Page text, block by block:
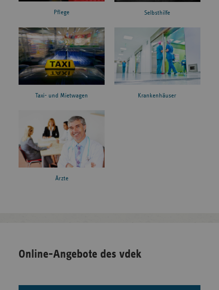
Pflege Selbsthilfe
Taxi- und Mietwagen Krankenhäuser
Ärzte
Online-Angebote des vdek